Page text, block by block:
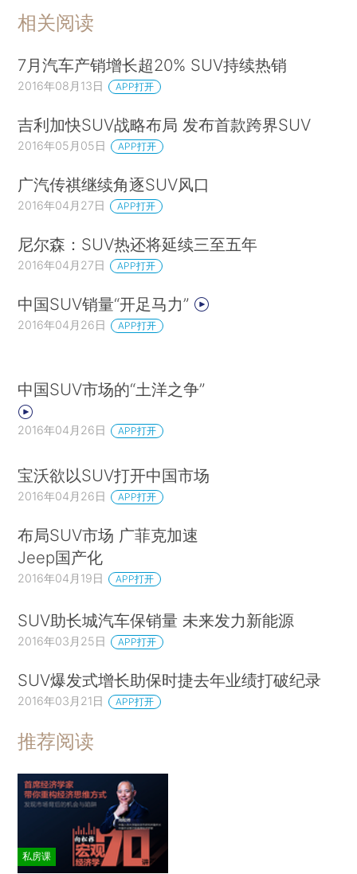
相关阅读
7月汽车产销增长超20% SUV持续热销
2016年08月13日 APP打开
吉利加快SUV战略布局 发布首款跨界SUV
2016年05月05日 APP打开
广汽传祺继续角逐SUV风口
2016年04月27日 APP打开
尼尔森：SUV热还将延续三至五年
2016年04月27日 APP打开
中国SUV销量“开足马力”
2016年04月26日 APP打开
中国SUV市场的“土洋之争”
2016年04月26日 APP打开
宝沃欲以SUV打开中国市场
2016年04月26日 APP打开
布局SUV市场 广菲克加速
Jeep国产化
2016年04月19日 APP打开
SUV助长城汽车保销量 未来发力新能源
2016年03月25日 APP打开
SUV爆发式增长助保时捷去年业绩打破纪录
2016年03月21日 APP打开
推荐阅读
私房课